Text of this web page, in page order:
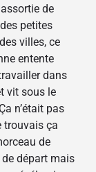
de
petites
villes, ce
entente
dans
vit sous le
n’était pas
trouvais ça
de
de départ mais